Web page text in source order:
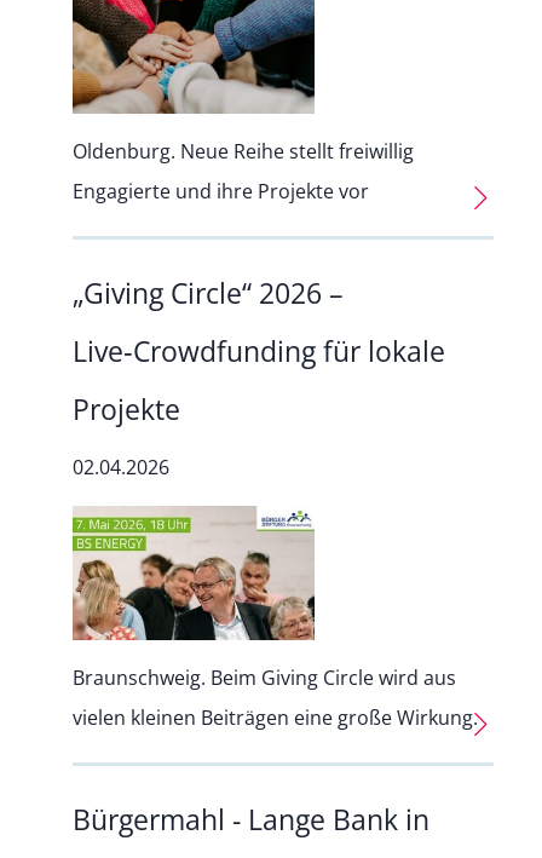
Oldenburg. Neue Reihe stellt freiwillig
Engagierte und ihre Projekte vor
„Giving Circle“ 2026 –
Live‑Crowdfunding für lokale
Projekte
02.04.2026
Braunschweig. Beim Giving Circle wird aus
vielen kleinen Beiträgen eine große Wirkung.
Bürgermahl - Lange Bank in